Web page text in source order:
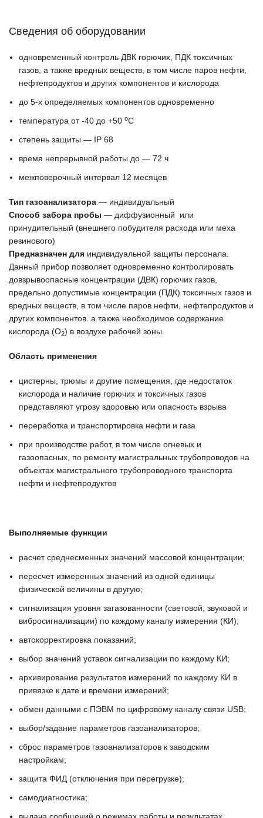
Сведения об оборудовании
одновременный контроль ДВК горючих, ПДК токсичных
газов, а также вредных веществ, в том числе паров нефти,
нефтепродуктов и других компонентов и кислорода
до 5-х определяемых компонентов одновременно
температура от -40 до +50 оС
степень защиты — IP 68
время непрерывной работы до — 72 ч
межповерочный интервал 12 месяцев
Тип газоанализатора — индивидуальный
Способ забора пробы — диффузионный или
принудительный (внешнего побудителя расхода или меха
резинового)
Предназначен для индивидуальной защиты персонала.
Данный прибор позволяет одновременно контролировать
довзрывоопасные концентрации (ДВК) горючих газов,
предельно допустимые концентрации (ПДК) токсичных газов и
вредных веществ, в том числе паров нефти, нефтепродуктов и
других компонентов. а также необходимое содержание
кислорода (О2) в воздухе рабочей зоны.
Область применения
цистерны, трюмы и другие помещения, где недостаток
кислорода и наличие горючих и токсичных газов
представляют угрозу здоровью или опасность взрыва
переработка и транспортировка нефти и газа
при производстве работ, в том числе огневых и
газоопасных, по ремонту магистральных трубопроводов на
объектах магистрального трубопроводного транспорта
нефти и нефтепродуктов
Выполняемые функции
расчет среднесменных значений массовой концентрации;
пересчет измеренных значений из одной единицы
физической величины в другую;
сигнализация уровня загазованности (световой, звуковой и
вибросигнализации) по каждому каналу измерения (КИ);
автокорректировка показаний;
выбор значений уставок сигнализации по каждому КИ;
архивирование результатов измерений по каждому КИ в
привязке к дате и времени измерений;
обмен данными с ПЭВМ по цифровому каналу связи USB;
выбор/задание параметров газоанализаторов;
сброс параметров газоанализаторов к заводским
настройкам;
защита ФИД (отключения при перегрузке);
самодиагностика;